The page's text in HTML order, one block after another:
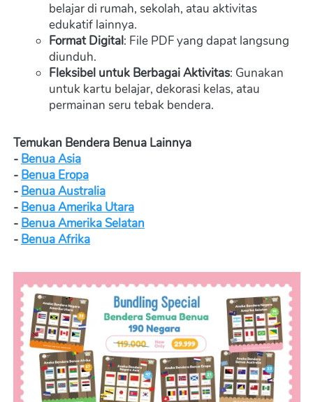
belajar di rumah, sekolah, atau aktivitas
edukatif lainnya.
Format Digital: File PDF yang dapat langsung
diunduh.
Fleksibel untuk Berbagai Aktivitas: Gunakan
untuk kartu belajar, dekorasi kelas, atau
permainan seru tebak bendera.
Temukan Bendera Benua Lainnya
- Benua Asia
- Benua Eropa
- Benua Australia
- Benua Amerika Utara
- Benua Amerika Selatan
- Benua Afrika